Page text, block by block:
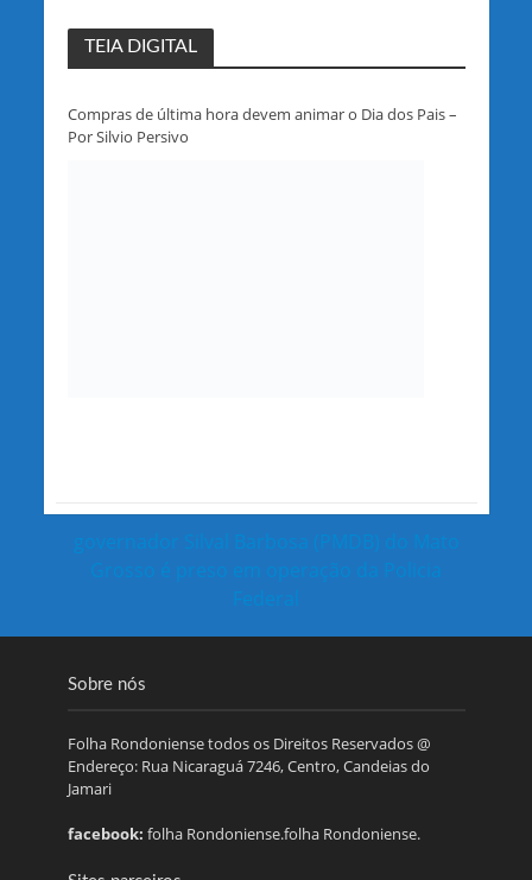
TEIA DIGITAL
Compras de última hora devem animar o Dia dos Pais –
Por Silvio Persivo
governador Silval Barbosa (PMDB) do Mato
Grosso é preso em operação da Policia
Federal
Sobre nós
Folha Rondoniense todos os Direitos Reservados @
Endereço: Rua Nicaraguá 7246, Centro, Candeias do
Jamari
facebook: folha Rondoniense.folha Rondoniense.